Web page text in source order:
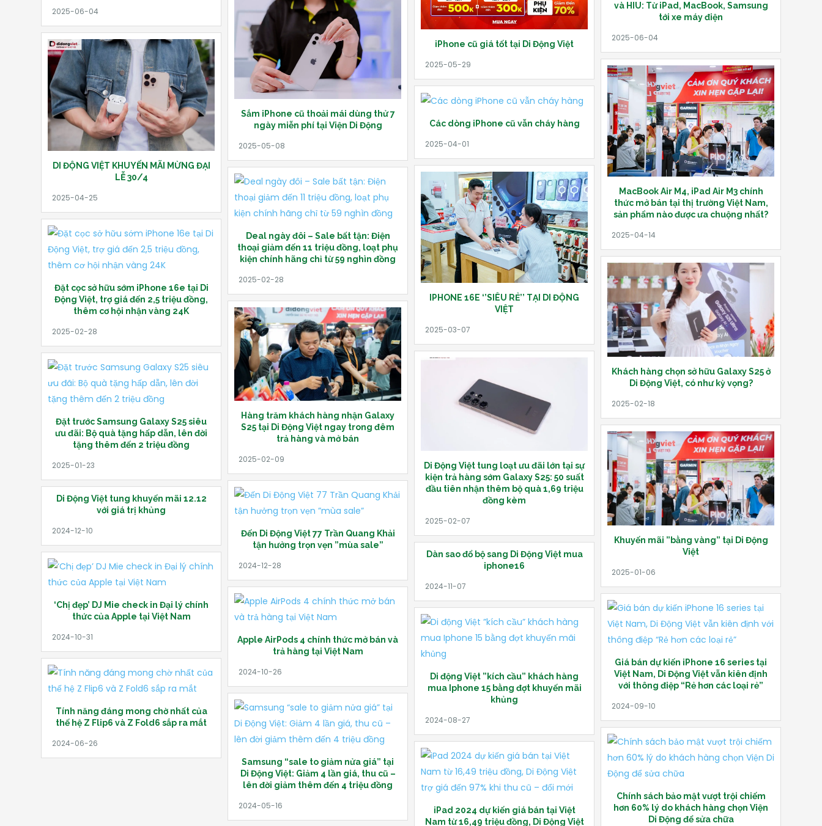
và HIU: Từ iPad, MacBook, Samsung
tới xe máy điện
iPhone cũ giá tốt tại Di Động Việt
Sắm iPhone cũ thoải mái dùng thử 7
ngày miễn phí tại Viện Di Động
DI ĐỘNG VIỆT KHUYẾN MÃI MỪNG ĐẠI
LỄ 30/4
MacBook Air M4, iPad Air M3 chính
thức mở bán tại thị trường Việt Nam,
sản phẩm nào được ưa chuộng nhất?
Các dòng iPhone cũ vẫn cháy hàng
IPHONE 16E ‘’SIÊU RẺ’’ TẠI DI ĐỘNG
VIỆT
Deal ngày đôi – Sale bất tận: Điện
thoại giảm đến 11 triệu đồng, loạt phụ
kiện chính hãng chỉ từ 59 nghìn đồng
Đặt cọc sở hữu sớm iPhone 16e tại Di
Động Việt, trợ giá đến 2,5 triệu đồng,
thêm cơ hội nhận vàng 24K
Khách hàng chọn sở hữu Galaxy S25 ở
Di Động Việt, có như kỳ vọng?
Hàng trăm khách hàng nhận Galaxy
S25 tại Di Động Việt ngay trong đêm
trả hàng và mở bán
Di Động Việt tung loạt ưu đãi lớn tại sự
kiện trả hàng sớm Galaxy S25: 50 suất
đầu tiên nhận thêm bộ quà 1,69 triệu
đồng kèm
Đặt trước Samsung Galaxy S25 siêu
ưu đãi: Bộ quà tặng hấp dẫn, lên đời
tặng thêm đến 2 triệu đồng
Khuyến mãi ”bằng vàng” tại Di Động
Việt
Đến Di Động Việt 77 Trần Quang Khải
tận hưởng trọn vẹn ”mùa sale”
Di Động Việt tung khuyến mãi 12.12
với giá trị khủng
Dàn sao đổ bộ sang Di Động Việt mua
iphone16
‘Chị đẹp’ DJ Mie check in Đại lý chính
thức của Apple tại Việt Nam
Apple AirPods 4 chính thức mở bán và
trả hàng tại Việt Nam
Giá bán dự kiến iPhone 16 series tại
Việt Nam, Di Động Việt vẫn kiên định
với thông điệp “Rẻ hơn các loại rẻ”
Di động Việt ”kích cầu” khách hàng
mua Iphone 15 bằng đợt khuyến mãi
khủng
Tính năng đáng mong chờ nhất của
thế hệ Z Flip6 và Z Fold6 sắp ra mắt
Samsung “sale to giảm nửa giá” tại
Di Động Việt: Giảm 4 lần giá, thu cũ –
lên đời giảm thêm đến 4 triệu đồng
Chính sách bảo mật vượt trội chiếm
hơn 60% lý do khách hàng chọn Viện
Di Động để sửa chữa
iPad 2024 dự kiến giá bán tại Việt
Nam từ 16,49 triệu đồng, Di Động Việt